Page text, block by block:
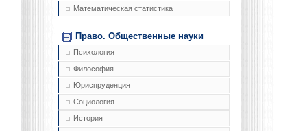
Математическая статистика
Право. Общественные науки
Психология
Философия
Юриспруденция
Социология
История